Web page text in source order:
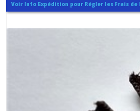
Voir Info Expédition pour Régler les Frais